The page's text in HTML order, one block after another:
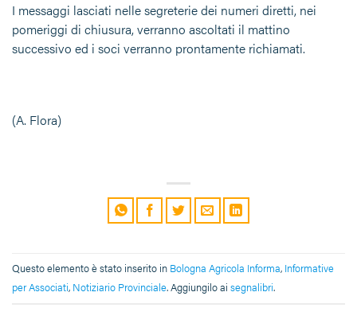
I messaggi lasciati nelle segreterie dei numeri diretti, nei
pomeriggi di chiusura, verranno ascoltati il mattino
successivo ed i soci verranno prontamente richiamati.
(A. Flora)
Questo elemento è stato inserito in Bologna Agricola Informa, Informative
per Associati, Notiziario Provinciale. Aggiungilo ai segnalibri.